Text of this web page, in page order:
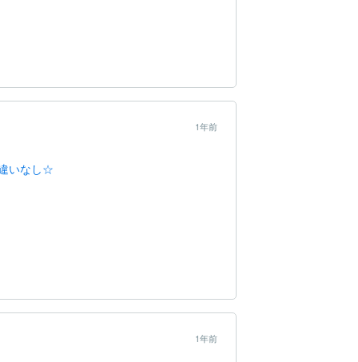
1年前
いなし☆
1年前